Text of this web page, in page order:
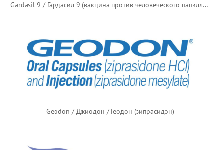
Gardasil 9 / Гардасил 9 (вакцина против человеческого папилломавируса)
Geodon / Джиодон / Геодон (зипрасидон)